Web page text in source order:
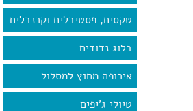
טקסים, פסטיבלים וקרנבלים
בלוג נדודים
אירופה מחוץ למסלול
טיולי ג'יפים